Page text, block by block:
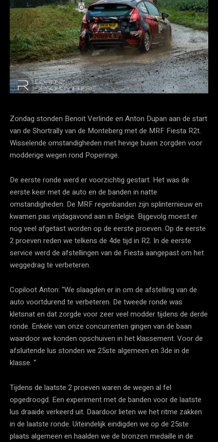
Zondag stonden Benoit Verlinde en Anton Dupan aan de start
van de Shortrally van de Monteberg met de MRF Fiesta R2t.
Wisselende omstandigheden met hevige buien zorgden voor
modderige wegen rond Poperinge.
De eerste ronde werd er voorzichtig gestart. Het was de
eerste keer met de auto en de banden in natte
omstandigheden. De MRF regenbanden zijn splinternieuw en
kwamen pas vrijdagavond aan in België. Bijgevolg moest er
nog veel afgetast worden op de eerste proeven. Op de eerste
2 proeven reden we telkens de 4de tijd in R2. In de eerste
service werd de afstellingen van de Fiesta aangepast om het
weggedrag te verbeteren.
Copiloot Anton: “We slaagden er in om de afstelling van de
auto voortdurend te verbeteren. De tweede ronde was
kletsnat en dat zorgde voor zeer veel modder tijdens de derde
ronde. Enkele van onze concurrenten gingen van de baan
waardoor we konden opschuiven in het klassement. Voor de
afsluitende lus stonden we 25ste algemeen en 3de in de
klasse. “
Tijdens de laatste 2 proeven waren de wegen al fel
opgedroogd. Een experiment met de banden voor de laatste
lus draaide verkeerd uit. Daardoor lieten we het ritme zakken
in de laatste ronde. Uiteindelijk eindigden we op de 25ste
plaats algemeen en haalden we de bronzen medaille in de